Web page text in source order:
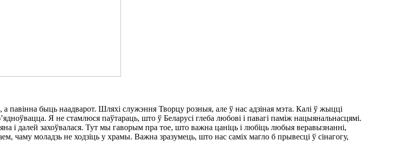
павінна быць наадварот. Шляхі служэння Творцу розныя, але ў нас адзіная мэта. Калі ў жыцці
Я не стамлюся паўтараць, што ў Беларусі глеба любові і павагі паміж нацыянальнасцямі.
і далей захоўвалася. Тут мы гаворым пра тое, што важна цаніць і любіць любыя веравызнанні,
чаму моладзь не ходзіць у храмы. Важна зразумець, што нас саміх магло б прывесці ў сінагогу,